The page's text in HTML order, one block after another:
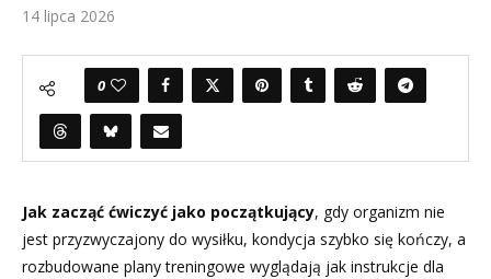
14 lipca 2026
0
Jak zacząć ćwiczyć jako początkujący, gdy organizm nie
jest przyzwyczajony do wysiłku, kondycja szybko się kończy, a
rozbudowane plany treningowe wyglądają jak instrukcje dla